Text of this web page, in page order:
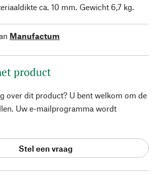
ca. 10 mm. Gewicht 6,7 kg.
Manufactum
product
over dit product? U bent welkom om de
Uw e-mailprogramma wordt
Stel een vraag